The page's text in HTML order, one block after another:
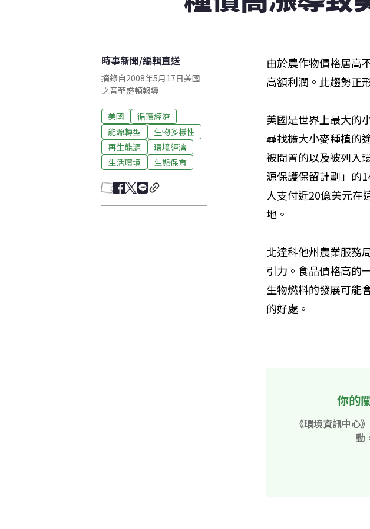
時事新聞/編輯直送
摘錄自2008年5月17日美國
之音華盛頓報導
美國
循環經濟
能源轉型
生物多樣性
再生能源
環境經濟
生活環境
生態保育
由於農作物價格居高
高額利潤。此趨勢正
美國是世界上最大的
尋找擴大小麥種植的
被閒置的以及被列入
源保護保留計劃」的
人支付近20億美元在
地。
北達科他州農業服務
引力。食品價格高的
生物燃料的發展可能
的好處。
你的
《環境資訊中心
動